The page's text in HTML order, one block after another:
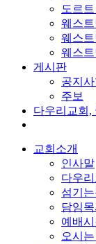
도르
웨스
웨스
웨스
게시판
공지
주보
다우리교회,
교회소개
인사말
다우
섬기
담임
예배
오시는